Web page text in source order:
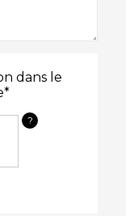
dans le
?